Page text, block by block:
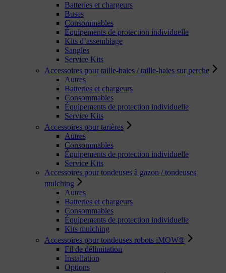
Batteries et chargeurs
Buses
Consommables
Équipements de protection individuelle
Kits d’assemblage
Sangles
Service Kits
Accessoires pour taille-haies / taille-haies sur perche
Autres
Batteries et chargeurs
Consommables
Équipements de protection individuelle
Service Kits
Accessoires pour tarières
Autres
Consommables
Équipements de protection individuelle
Service Kits
Accessoires pour tondeuses à gazon / tondeuses
mulching
Autres
Batteries et chargeurs
Consommables
Équipements de protection individuelle
Kits mulching
Accessoires pour tondeuses robots iMOW®
Fil de délimitation
Installation
Options